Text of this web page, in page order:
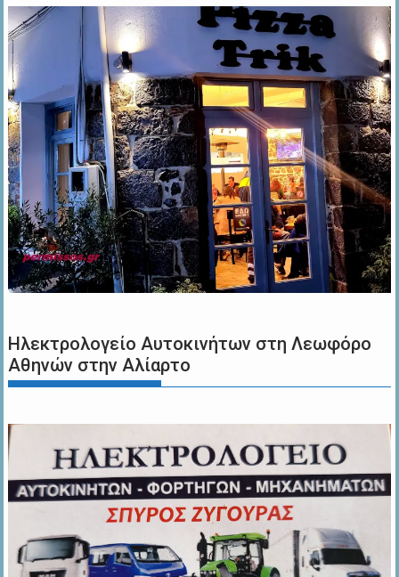
Ηλεκτρολογείο Αυτοκινήτων στη Λεωφόρο
Αθηνών στην Αλίαρτο